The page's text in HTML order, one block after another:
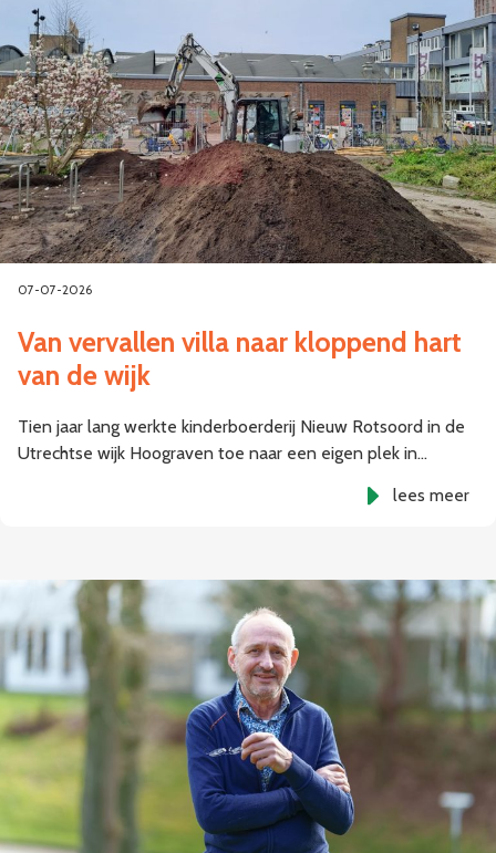
07-07-2026
Van vervallen villa naar kloppend hart
van de wijk
Tien jaar lang werkte kinderboerderij Nieuw Rotsoord in de
Utrechtse wijk Hoograven toe naar een eigen plek in…
lees meer